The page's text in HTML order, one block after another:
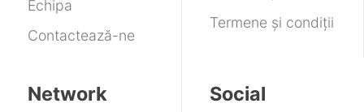
Echipa
Contactează-ne
Termene și condiții
Network Social